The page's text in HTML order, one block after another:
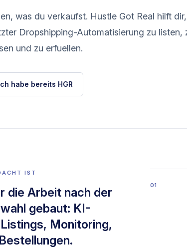
was du verkaufst. Hustle Got Real hilft
Dropshipping-Automatisierung zu listen,
und zu erfuellen.
habe bereits HGR
IST
die Arbeit nach der
gebaut: KI-
Monitoring,
01